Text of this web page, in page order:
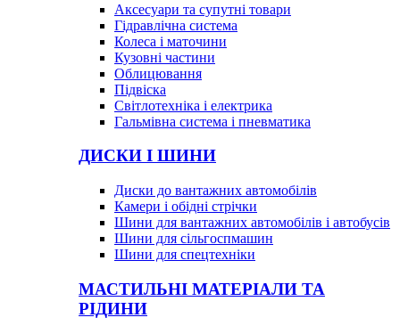
Аксесуари та супутні товари
Гідравлічна система
Колеса і маточини
Кузовні частини
Облицювання
Підвіска
Світлотехніка і електрика
Гальмівна система і пневматика
ДИСКИ І ШИНИ
Диски до вантажних автомобілів
Камери і обідні стрічки
Шини для вантажних автомобілів і автобусів
Шини для сільгоспмашин
Шини для спецтехніки
МАСТИЛЬНІ МАТЕРІАЛИ ТА
РІДИНИ